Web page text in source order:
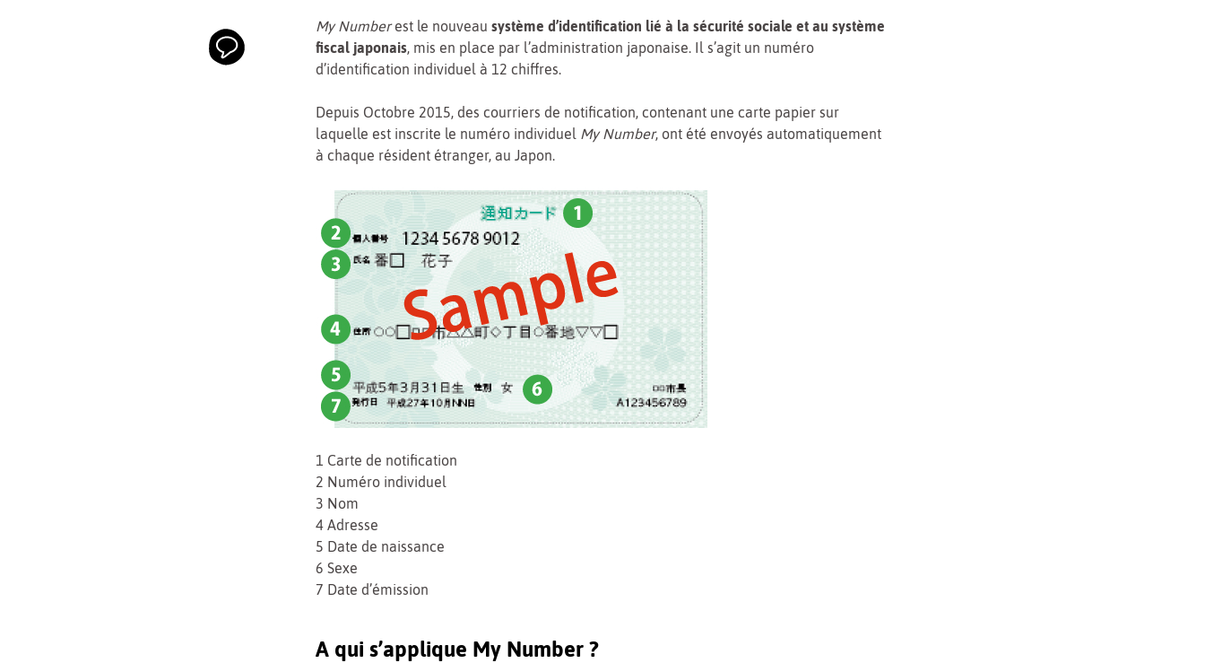
My Numberest le nouveau système d’identification lié à la sécurité sociale et au système
fiscal japonais, mis en place par l’administration japonaise. Il s’agit un numéro
d’identification individuel à 12 chiffres.
Depuis Octobre 2015, des courriers de notification, contenant une carte papier sur
laquelle est inscrite le numéro individuel My Number, ont été envoyés automatiquement
à chaque résident étranger, au Japon.
1 Carte de notification
2 Numéro individuel
3 Nom
4 Adresse
5 Date de naissance
6 Sexe
7 Date d’émission
A qui s’applique My Number ?